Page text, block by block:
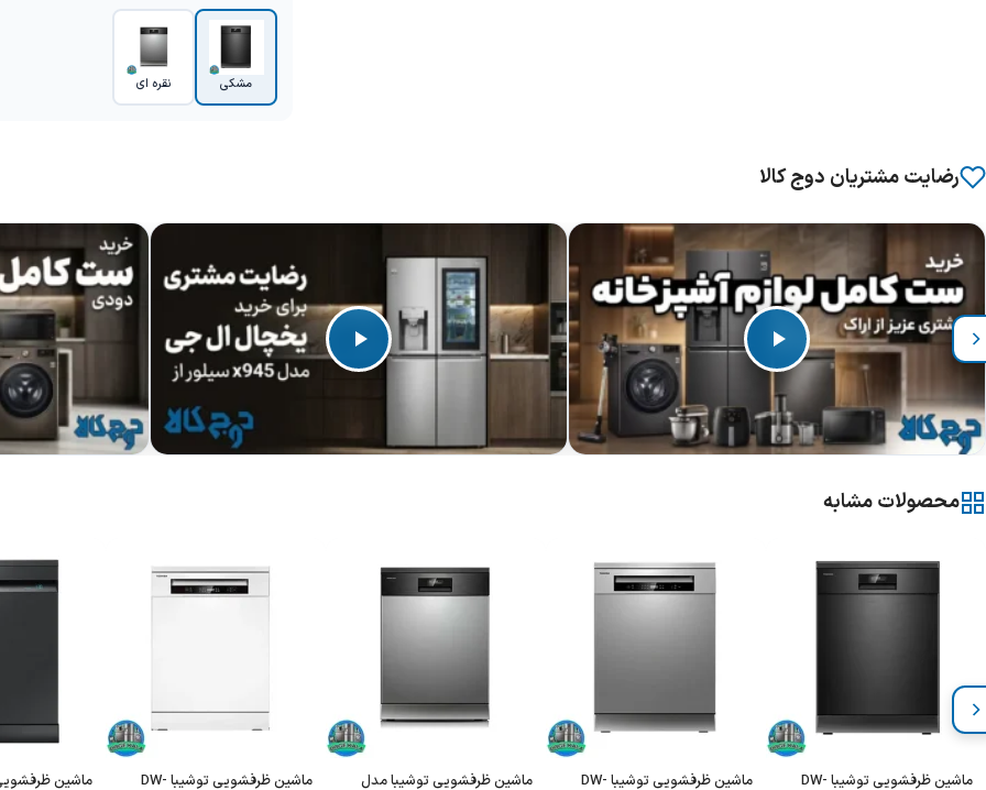
مشکی نقره ای
رضایت مشتریان دوج کالا
محصولات مشابه
ماشین ظرفشویی توشیبا DW-
ماشین ظرفشویی توشیبا DW-
ماشین ظرفشویی توشیبا مدل
ماشین ظرفشویی توشیبا DW-
ماشین